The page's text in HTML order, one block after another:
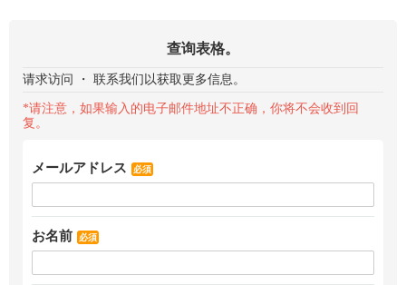
查询表格。
请求访问 ・ 联系我们以获取更多信息。
*请注意，如果输入的电子邮件地址不正确，你将不会收到回
复。
メールアドレス 必須
お名前 必須